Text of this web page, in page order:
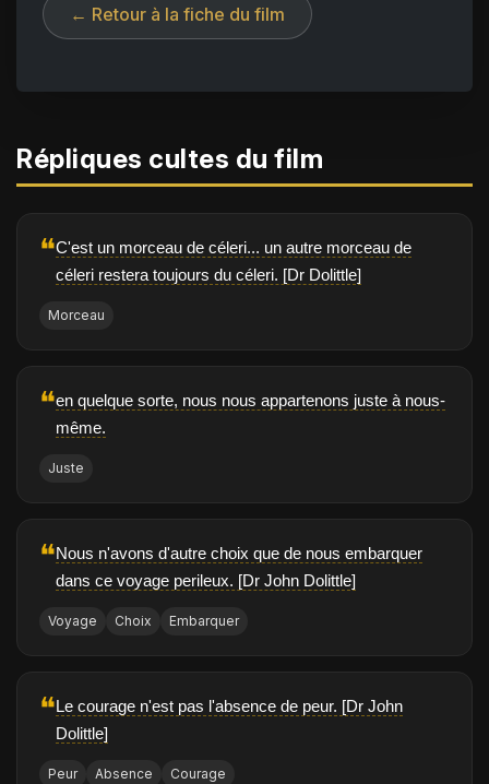
← Retour à la fiche du film
Répliques cultes du film
❝C'est un morceau de céleri... un autre morceau de
céleri restera toujours du céleri. [Dr Dolittle]
Morceau
❝en quelque sorte, nous nous appartenons juste à nous-
même.
Juste
❝Nous n'avons d'autre choix que de nous embarquer
dans ce voyage perileux. [Dr John Dolittle]
Voyage Choix Embarquer
❝Le courage n'est pas l'absence de peur. [Dr John
Dolittle]
Peur Absence Courage